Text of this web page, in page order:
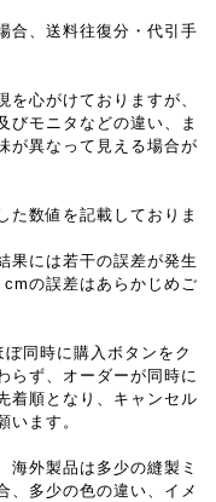
合、送料往復分・代引手
心がけておりますが、
びモニタなどの違い、ま
が異なって見える場合が
た数値を記載しておりま
果には若干の誤差が発生
の誤差はあらかじめご
同時に購入ボタンをク
らず、オーダーが同時に
着順となり、キャンセル
います。
外製品は多少の縫製ミ
、多少の色の違い、イメ